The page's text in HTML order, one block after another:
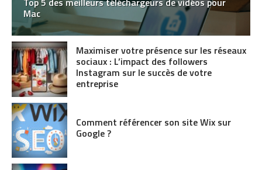
Mac
Maximiser votre présence sur les réseaux
sociaux : L’impact des followers
Instagram sur le succès de votre
entreprise
Comment référencer son site Wix sur
Google ?